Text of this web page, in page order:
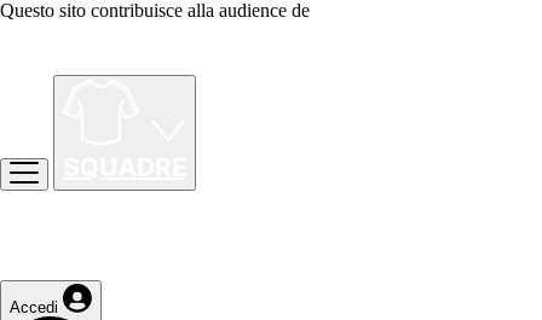
Questo sito contribuisce alla audience de
Accedi